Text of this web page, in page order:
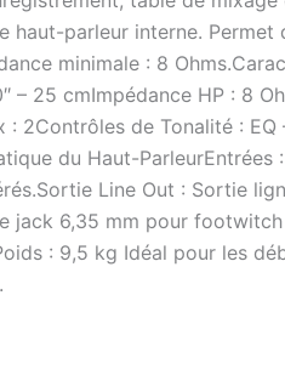
haut-parleur interne.
minimale : 8
25 cmImpédance HP : 8
2Contrôles de Tonalité :
du Haut-
Line Out : Sortie
jack 6,35 mm pour
: 9,5 kg Idéal pour les